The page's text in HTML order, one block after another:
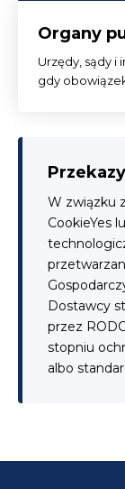
Organy
Urzędy, sądy i
gdy
W związku
CookieYes
Dostawcy
przez
stopniu
albo